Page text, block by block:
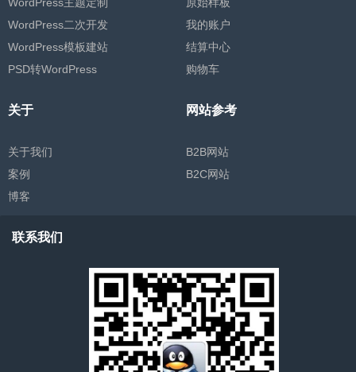
WordPress主题定制
WordPress二次开发
WordPress模板建站
PSD转WordPress
原始样板
我的账户
结算中心
购物车
关于
关于我们
案例
博客
网站参考
B2B网站
B2C网站
联系我们